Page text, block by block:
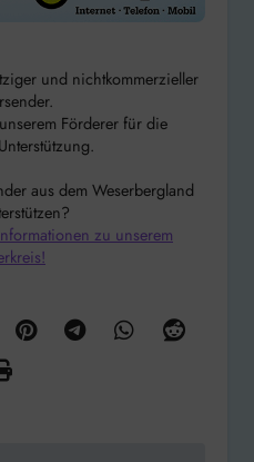
und nichtkommerzieller
Förderer für die
aus dem Weserbergland
zu unserem